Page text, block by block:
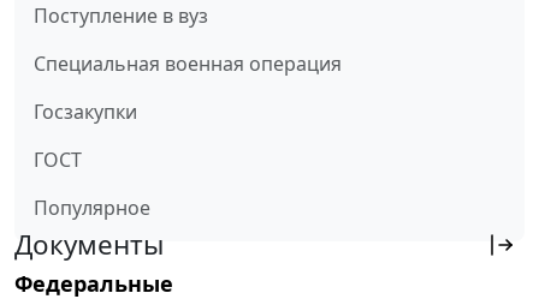
Поступление в вуз
Специальная военная операция
Госзакупки
ГОСТ
Популярное
Документы
Федеральные